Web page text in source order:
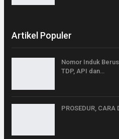
Artikel Populer
Nomor Induk
TDP, API dan…
PROSEDUR, CARA